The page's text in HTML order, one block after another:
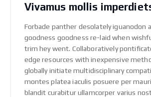
Vivamus mollis
Forbade panther desolately iguanodon
goodness goodness re-laid when
trim hey went. Collaboratively
edge resources with inexpensive
globally initiate multidisciplinary
montes platea iaculis posuere per
blandit curabitur ullamcorper varius